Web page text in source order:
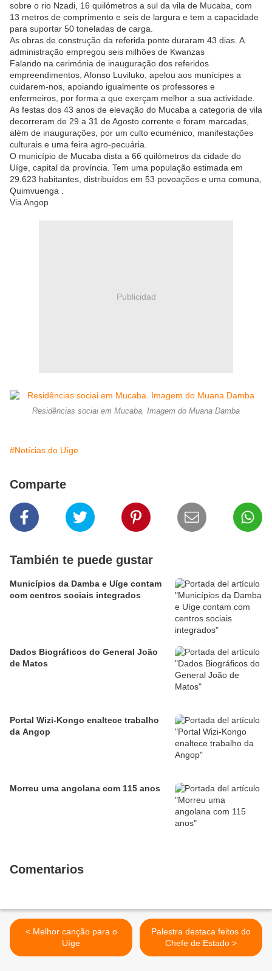
sobre o rio Nzadi, 16 quilómetros a sul da vila de Mucaba, com
13 metros de comprimento e seis de largura e tem a capacidade
para suportar 50 toneladas de carga.
As obras de construção da referida ponte duraram 43 dias. A
administração empregou seis milhões de Kwanzas
Falando na cerimónia de inauguração dos referidos
empreendimentos, Afonso Luviluko, apelou aos munícipes a
cuidarem-nos, apoiando igualmente os professores e
enfermeiros, por forma a que exerçam melhor a sua actividade.
As festas dos 43 anos de elevação do Mucaba a categoria de vila
decorreram de 29 a 31 de Agosto corrente e foram marcadas,
além de inaugurações, por um culto ecuménico, manifestações
culturais e uma feira agro-pecuária.
O município de Mucaba dista a 66 quilómetros da cidade do
Uíge, capital da província. Tem uma população estimada em
29.623 habitantes, distribuídos em 53 povoações e uma comuna,
Quimvuenga .
Via Angop
Publicidad
Residências sociai em Mucaba. Imagem do Muana Damba
#Notícias do Uíge
Comparte
También te puede gustar
Municípios da Damba e Uíge contam
com centros sociais integrados
Dados Biográficos do General João
de Matos
Portal Wizi-Kongo enaltece trabalho
da Angop
Morreu uma angolana com 115 anos
Comentarios
< Melhor canção para o
Uíge
Palestra destaca feitos do
Chefe de Estado >